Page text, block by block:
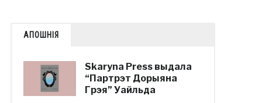
АПОШНІЯ
Skaryna Press выдала
“Партрэт Дорыяна
Грэя” Уайльда